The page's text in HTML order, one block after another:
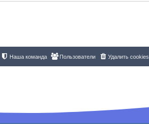
Удалить cookies
Пользователи
Наша команда